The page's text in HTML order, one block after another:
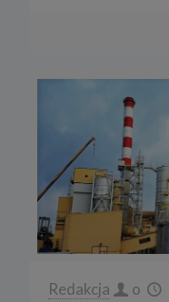
Redakcja o